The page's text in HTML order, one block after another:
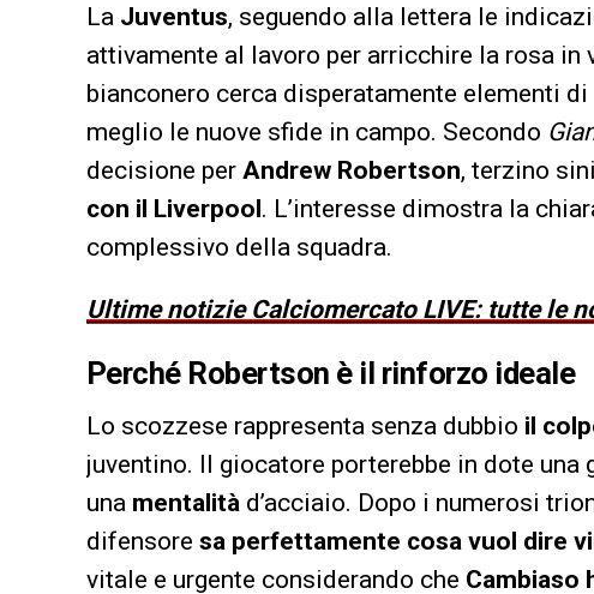
La Juventus, seguendo alla lettera le
attivamente al lavoro per arricchire la rosa
bianconero cerca disperatamente elementi
meglio le nuove sfide in campo. Secondo
decisione per Andrew Robertson, terzino
con il Liverpool. L’interesse dimostra la
complessivo della squadra.
Ultime notizie Calciomercato LIVE: tutte le
Perché Robertson è il rinforzo ideale
Lo scozzese rappresenta senza dubbio il
juventino. Il giocatore porterebbe in dote una
una mentalità d’acciaio. Dopo i numerosi
difensore sa perfettamente cosa vuol dire
vitale e urgente considerando che Cambiaso